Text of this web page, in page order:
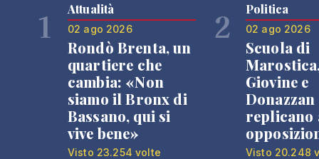
1 Attualità
02 ago 2026
Rondò Brenta, un
quartiere che
cambia: «Non
siamo il Bronx di
Bassano, qui si
vive bene»
Visto 23.254 volte
2 Politica
02 ago 2026
Scuola di
Giovine e
Donazzan
replicano
Visto 20.248